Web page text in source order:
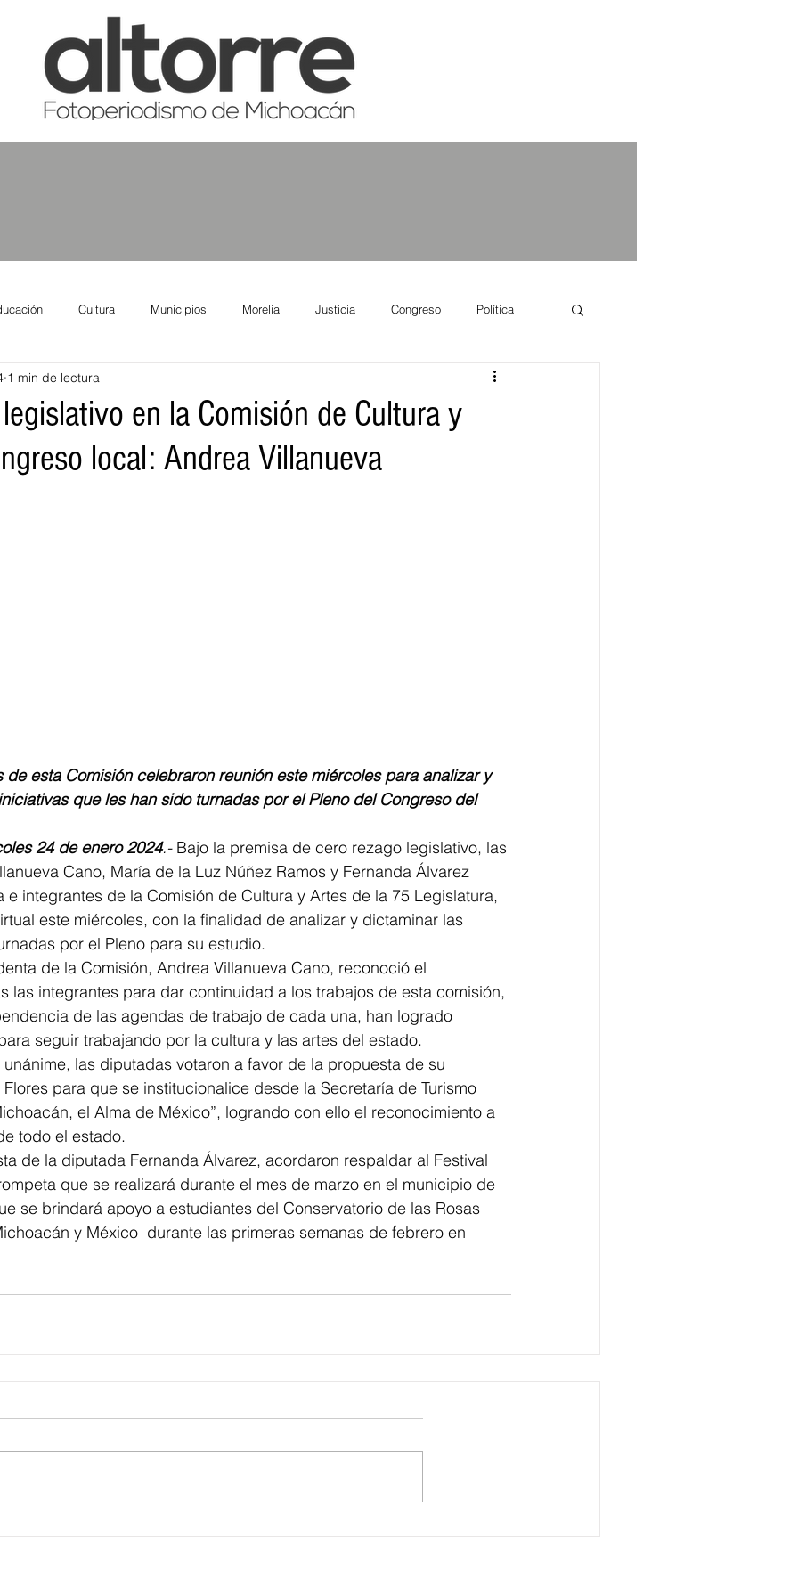
Cultura Municipios Morelia Justicia Congreso Política
Salud
Turismo Sader DIF Mujeres Scop Seguridad
en la Comisión de Cultura y
local: Andrea Villanueva
1 min de lectura
que les han sido turnadas por el Pleno del Congreso del
24 de enero 2024.- Bajo la premisa de cero rezago legislativo, las
Cano, María de la Luz Núñez Ramos y Fernanda Álvarez
e integrantes de la Comisión de Cultura y Artes de la 75 Legislatura,
este miércoles, con la finalidad de analizar y dictaminar las
por el Pleno para su estudio.
de la Comisión, Andrea Villanueva Cano, reconoció el
las integrantes para dar continuidad a los trabajos de esta comisión,
de las agendas de trabajo de cada una, han logrado
seguir trabajando por la cultura y las artes del estado.
las diputadas votaron a favor de la propuesta de su
para que se institucionalice desde la Secretaría de Turismo
el Alma de México”, logrando con ello el reconocimiento a
todo el estado.
de la diputada Fernanda Álvarez, acordaron respaldar al Festival
que se realizará durante el mes de marzo en el municipio de
se brindará apoyo a estudiantes del Conservatorio de las Rosas
y México  durante las primeras semanas de febrero en